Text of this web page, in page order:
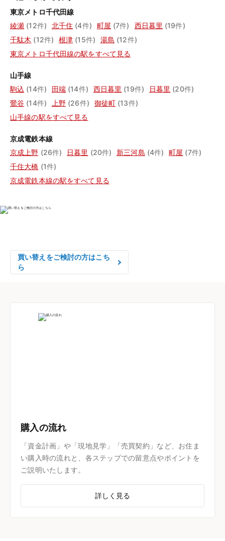
東京メトロ千代田線
綾瀬 (12件) 北千住 (4件) 町屋 (7件) 西日暮里 (19件)
千駄木 (12件) 根津 (15件) 湯島 (12件)
東京メトロ千代田線の駅をすべて見る
山手線
駒込 (14件) 田端 (14件) 西日暮里 (19件) 日暮里 (20件)
鶯谷 (14件) 上野 (26件) 御徒町 (13件)
山手線の駅をすべて見る
京成電鉄本線
京成上野 (26件) 日暮里 (20件) 新三河島 (4件) 町屋 (7件)
千住大橋 (1件)
京成電鉄本線の駅をすべて見る
買い替えをご検討の方はこち
ら
購入の流れ
「資金計画」や「現地見学」「売買契約」など、お住ま
い購入時の流れと、各ステップでの留意点やポイントを
ご説明いたします。
詳しく見る